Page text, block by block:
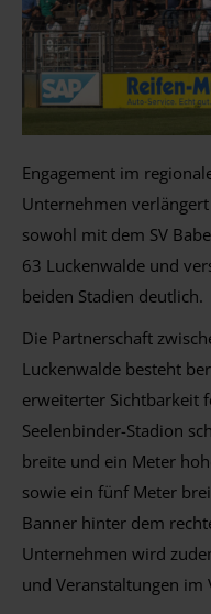
Engagement im
Unternehmen
sowohl mit dem SV
63 Luckenwalde und
beiden Stadien deutlich.
Die Partnerschaft
Luckenwalde besteht
erweiterter Sichtbarkeit
Seelenbinder-Stadion
breite und ein Meter
sowie ein fünf Meter
Banner hinter dem
Unternehmen wird
und Veranstaltungen im